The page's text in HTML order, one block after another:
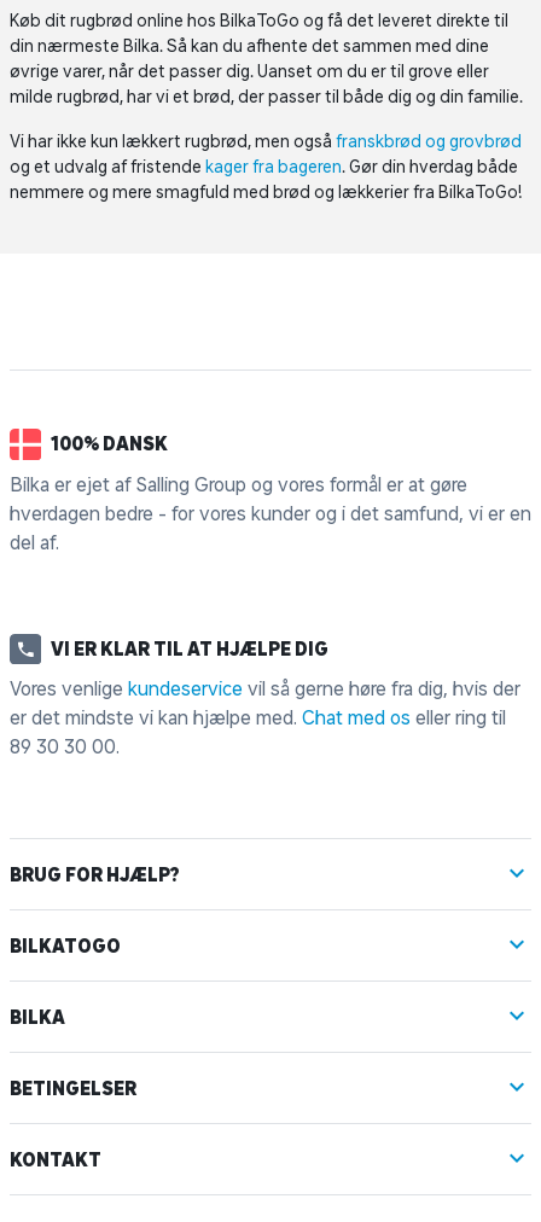
Køb dit rugbrød online hos BilkaToGo og få det leveret direkte til
din nærmeste Bilka. Så kan du afhente det sammen med dine
øvrige varer, når det passer dig. Uanset om du er til grove eller
milde rugbrød, har vi et brød, der passer til både dig og din familie.
Vi har ikke kun lækkert rugbrød, men også franskbrød og grovbrød
og et udvalg af fristende kager fra bageren. Gør din hverdag både
nemmere og mere smagfuld med brød og lækkerier fra BilkaToGo!
100% DANSK
Bilka er ejet af Salling Group og vores formål er at gøre
hverdagen bedre - for vores kunder og i det samfund, vi er en
del af.
VI ER KLAR TIL AT HJÆLPE DIG
Vores venlige kundeservice vil så gerne høre fra dig, hvis der
er det mindste vi kan hjælpe med. Chat med os eller ring til
89 30 30 00.
BRUG FOR HJÆLP?
BILKATOGO
BILKA
BETINGELSER
KONTAKT